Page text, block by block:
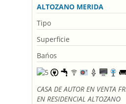
ALTOZANO MERIDA
Tipo
Superficie
Bańos
CASA DE AUTOR EN VENTA
EN RESIDENCIAL ALTOZANO